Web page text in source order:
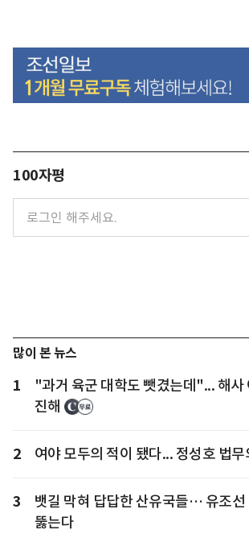
100자평
많이 본 뉴스
1
"과거 육군 대학도 뺏겼는데"... 해사
진해
2 여야 모두의 적이 됐다... 정성호 법
3
뱃길 막혀 답답한 산유국들… 유조선
뚫는다